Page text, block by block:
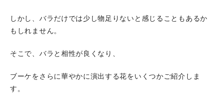
しかし、バラだけでは少し物足りないと感じることもあるか
もしれません。
そこで、バラと相性が良くなり、
ブーケをさらに華やかに演出する花をいくつかご紹介しま
す。